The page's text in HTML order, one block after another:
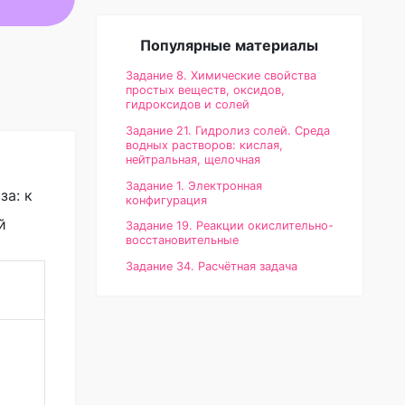
к
Популярные материалы
Задание 8. Химические свойства
простых веществ, оксидов,
гидроксидов и солей
Задание 21. Гидролиз солей. Среда
водных растворов: кислая,
нейтральная, щелочная
Задание 1. Электронная
конфигурация
Задание 19. Реакции окислительно-
восстановительные
Задание 34. Расчётная задача